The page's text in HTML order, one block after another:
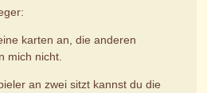
karten an, die anderen
mich nicht.
an zwei sitzt kannst du die